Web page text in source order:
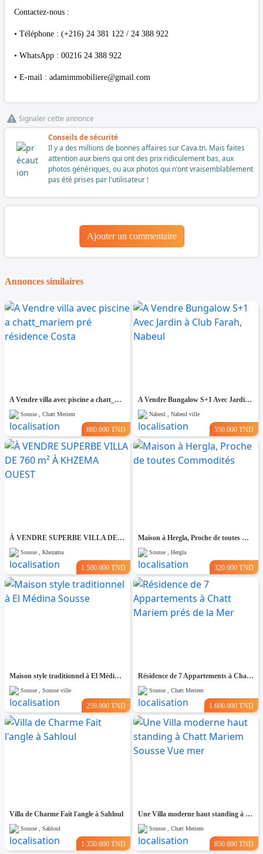
Contactez-nous :
• Téléphone : (+216) 24 381 122 / 24 388 922
• WhatsApp : 00216 24 388 922
• E-mail : adamimmobiliere@gmail.com
Signaler cette annonce
Conseils de sécurité
Il y a des millions de bonnes affaires sur Cava.tn. Mais faites
attention aux biens qui ont des prix ridiculement bas, aux
photos génériques, ou aux photos qui n'ont vraisemblablement
pas été prises par l'utilisateur !
Ajouter un commentaire
Annonces similaires
A Vendre villa avec piscine a chatt_mariem pré résidence Costa
Sousse , Chatt Meriem
880.000 TND
A Vendre Bungalow S+1 Avec Jardin à Club Farah, Nabeul
Nabeul , Nabeul ville
550.000 TND
À VENDRE SUPERBE VILLA DE 760 m² À KHZEMA OUEST
Sousse , Khezama
1.500.000 TND
Maison à Hergla, Proche de toutes Commodités
Sousse , Hergla
320.000 TND
Maison style traditionnel à El Médina Sousse
Sousse , Sousse ville
259.000 TND
Résidence de 7 Appartements à Chatt Mariem prés de la Mer
Sousse , Chatt Meriem
1.600.000 TND
Villa de Charme Fait l'angle à Sahloul
Sousse , Sahloul
1.350.000 TND
Une Villa moderne haut standing à Chatt Mariem Sousse Vue mer
Sousse , Chatt Meriem
850.000 TND